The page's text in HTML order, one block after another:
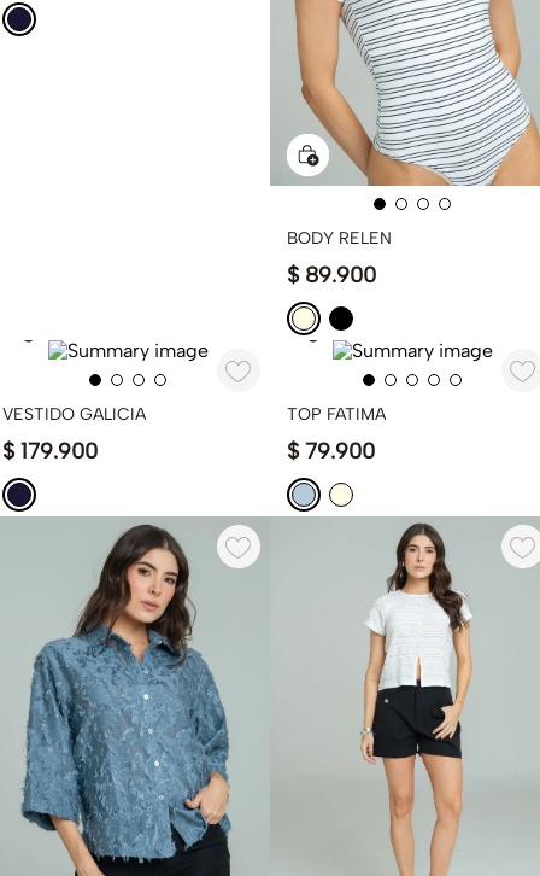
BODY RELEN
$ 89.900
VESTIDO GALICIA
$ 179.900
TOP FATIMA
$ 79.900